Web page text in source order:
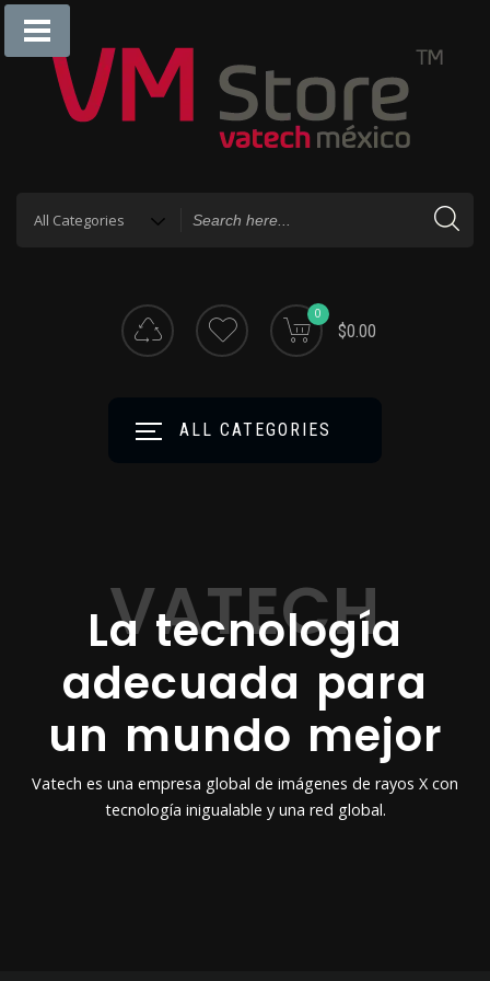
0
$0.00
ALL CATEGORIES
La tecnología
adecuada para
un mundo mejor
Vatech es una empresa global de imágenes de rayos X con
tecnología inigualable y una red global.